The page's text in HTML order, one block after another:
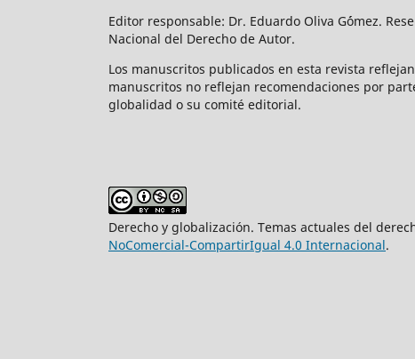
Editor responsable: Dr. Eduardo Oliva G´ómez.
Nacional del Derecho de Autor.
Los manuscritos publicados en esta revista
manuscritos no reflejan recomendaciones por
globalidad o su comité editorial.
Derecho y globalización. Temas actuales del
NoComercial-CompartirIgual 4.0 Internacional.